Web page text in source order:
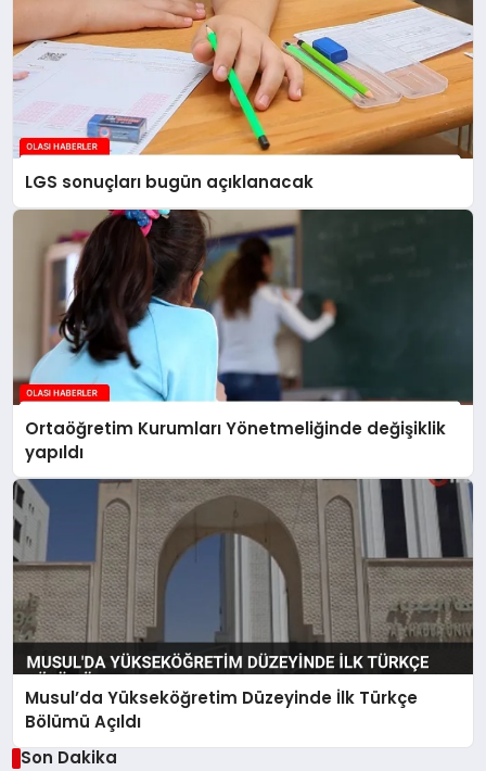
LGS sonuçları bugün açıklanacak
Ortaöğretim Kurumları Yönetmeliğinde değişiklik
yapıldı
Musul’da Yükseköğretim Düzeyinde İlk Türkçe
Bölümü Açıldı
Son Dakika